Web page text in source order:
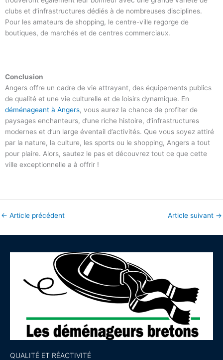
clubs et d’infrastructures dédiés à de nombreuses disciplines.
Pour les amateurs de shopping, le centre-ville regorge de
boutiques, de marchés et de centres commerciaux.
Conclusion
Angers offre un cadre de vie attrayant, des équipements publics
de qualité et une vie culturelle et de loisirs dynamique. En
déménageant à Angers, vous aurez la chance de profiter de
paysages enchanteurs, d’une riche histoire, d’infrastructures
modernes et d’un large éventail d’activités. Que vous soyez attiré
par la nature, la culture, les sports ou le shopping, Angers a tout
pour plaire. Alors, sautez le pas et découvrez tout ce que cette
ville exceptionnelle a à offrir !
← Article précédent Article suivant →
QUALITÉ ET RÉACTIVITÉ